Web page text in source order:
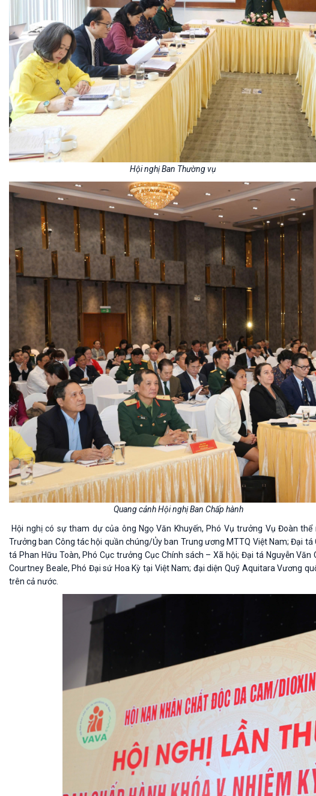
Hội nghị Ban Thường vụ
Quang cảnh Hội nghị Ban Chấp hành
Hội nghị có sự tham dự của ông Ngọ Văn Khuyến, Phó Vụ trưởng Vụ Đoàn
Trưởng ban Công tác hội quần chúng/Ủy ban Trung ương MTTQ Việt Nam; Đại
tá Phan Hữu Toàn, Phó Cục trưởng Cục Chính sách – Xã hội; Đại tá Nguyễn
Courtney Beale, Phó Đại sứ Hoa Kỳ tại Việt Nam; đại diện Quỹ Aquitara Vương
trên cả nước.